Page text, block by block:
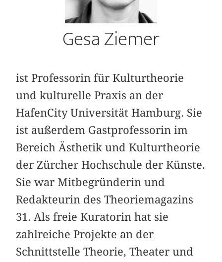
Gesa Ziemer
ist Professorin für Kulturtheorie
und kulturelle Praxis an der
HafenCity Universität Hamburg. Sie
ist außerdem Gastprofessorin im
Bereich Ästhetik und Kulturtheorie
der Zürcher Hochschule der Künste.
Sie war Mitbegründerin und
Redakteurin des Theoriemagazins
31. Als freie Kuratorin hat sie
zahlreiche Projekte an der
Schnittstelle Theorie, Theater und